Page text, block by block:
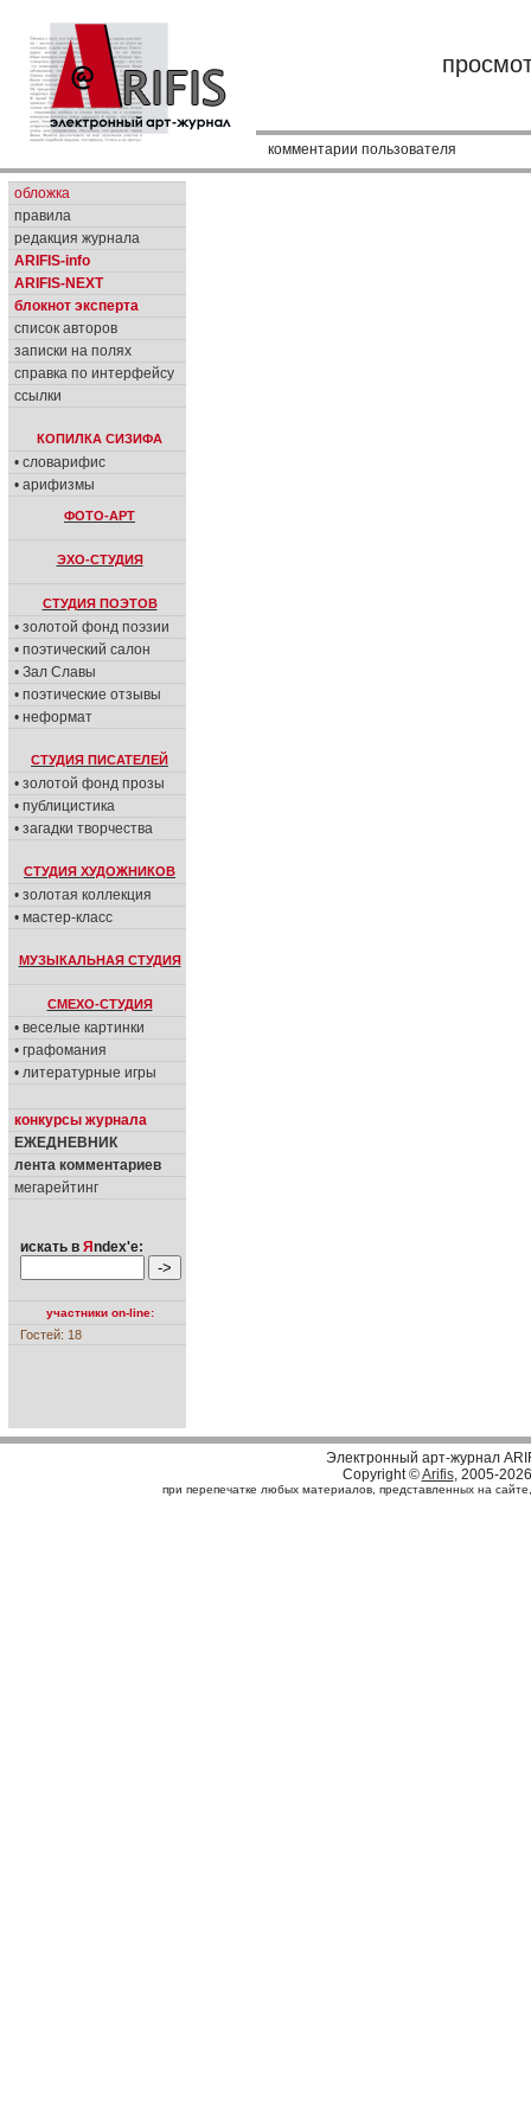
комментарии пользователя
обложка
правила
редакция журнала
ARIFIS-info
ARIFIS-NEXT
блокнот эксперта
список авторов
записки на полях
справка по интерфейсу
ссылки
КОПИЛКА СИЗИФА
• словарифис
• арифизмы
ФОТО-АРТ
ЭХО-СТУДИЯ
СТУДИЯ ПОЭТОВ
• золотой фонд поэзии
• поэтический салон
• Зал Славы
• поэтические отзывы
• неформат
СТУДИЯ ПИСАТЕЛЕЙ
• золотой фонд прозы
• публицистика
• загадки творчества
СТУДИЯ ХУДОЖНИКОВ
• золотая коллекция
• мастер-класс
МУЗЫКАЛЬНАЯ СТУДИЯ
СМЕХО-СТУДИЯ
• веселые картинки
• графомания
• литературные игры
конкурсы журнала
ЕЖЕДНЕВНИК
лента комментариев
мегарейтинг
искать в Я ndex'е:
участники on-line:
Гостей: 18
Электронный арт-журнал
Copyright ©Arifis, 2005-2026
при перепечатке любых материалов, представленных на